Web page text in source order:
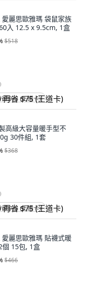
麗思歐雅瑪 袋鼠家族
入 12.5 x 9.5cm, 1盒
$518
)
$75 (王道卡)
高級大容量暖手型不
30件組, 1套
$368
)
$75 (王道卡)
麗思歐雅瑪 貼襪式暖
個 15包, 1盒
$466